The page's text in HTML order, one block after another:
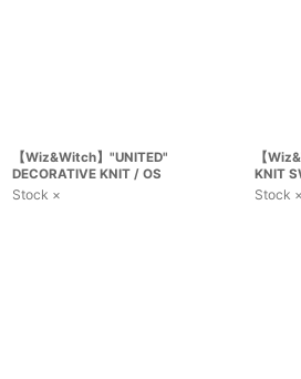
【Wiz&Witch】"UNITED"
DECORATIVE KNIT / OS
Stock ×
【
KNIT
Stock ×